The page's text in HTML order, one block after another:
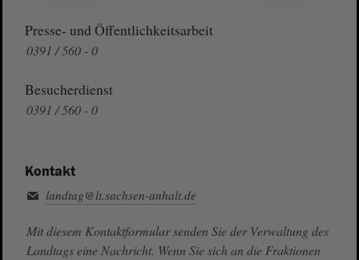
Presse- und Öffentlichkeitsarbeit
0391 / 560 - 0
Besucherdienst
0391 / 560 - 0
Kontakt
landtag@lt.sachsen-anhalt.de
Mit diesem Kontaktformular senden Sie der Verwaltung des
Landtags eine Nachricht. Wenn Sie sich an die Fraktionen